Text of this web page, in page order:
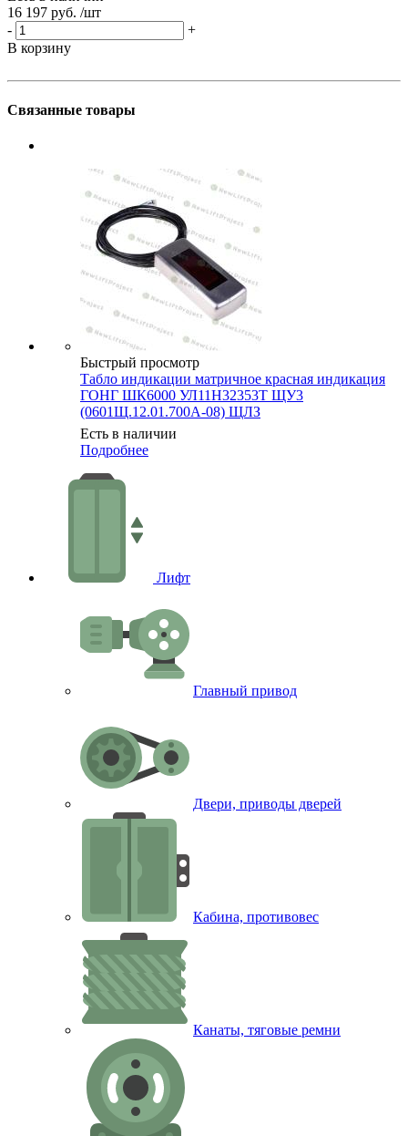
16 197 руб. /шт
-
+
В корзину
Связанные товары
Быстрый просмотр
Табло индикации матричное красная индикация
ГОНГ ШК6000 УЛ11Н32353Т ЩУ3
(0601Щ.12.01.700А-08) ЩЛЗ
Есть в наличии
Подробнее
Лифт
Главный привод
Двери, приводы дверей
Кабина, противовес
Канаты, тяговые ремни